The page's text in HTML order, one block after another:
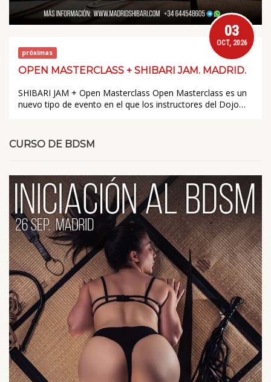
próximas
03
OCT, 2026
OPEN MASTERCLASS + SHIBARI JAM. MADRID.
SHIBARI JAM + Open Masterclass Open Masterclass es un
nuevo tipo de evento en el que los instructores del Dojo…
CURSO DE BDSM